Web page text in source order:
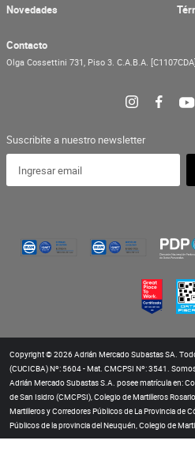
Novedades
Contacto
Olga Cossettini 731, Piso 3. C.A.B.A. [C1107CDA]
Suscribite a nuestro newsletter
Copyright © 2026 Adrián Mercado Subastas SA.
(CUCICBA) Nº: 5604 - Mat. CMCPSI Nº: 3541.
Adrián Mercado Subastas S.A. posee matrícula en:
de San Isidro (CMCPSI), Colegio de Martilleros
Martilleros y Corredores Públicos de La Provincia de
Públicos de la provincia del Neuquén, Colegio de